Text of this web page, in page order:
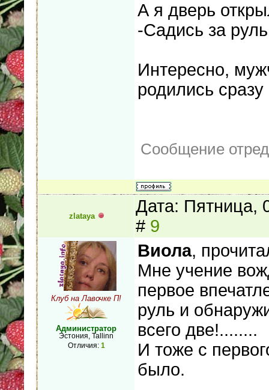
А я дверь
-Садись за
Интересно,
родились
Сообщение
zlataya
Дата: Пятница,
# 9
Клуб на Лавочке П!
Администратор
Эстония, Tallinn
Отличия: 1
Виола,
Мне учение
первое
руль и
всего две!........
И тоже с
было.